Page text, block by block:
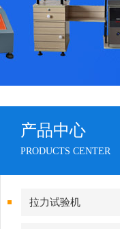
产品中心
PRODUCTS CENTER
拉力试验机